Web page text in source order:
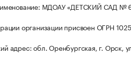
МДОАУ «ДЕТСКИЙ САД №
организации присвоен ОГРН
адрес: обл. Оренбургская, г. Орск,